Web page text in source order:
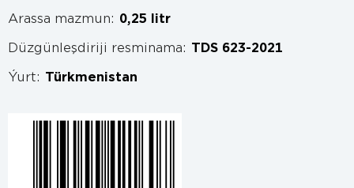
Arassa mazmun: 0,25 litr
Düzgünleşdiriji resminama: TDS 623-2021
Ýurt: Türkmenistan